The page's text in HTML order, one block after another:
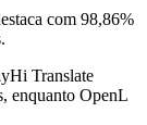
com 98,86%
Translate
enquanto OpenL